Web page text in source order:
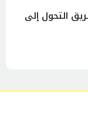
التحول إلى